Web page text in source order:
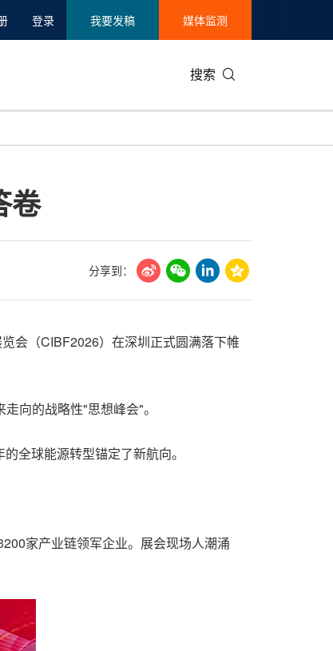
登录 我要发稿 媒体监测
搜索
美国临床肿瘤学会(ASCO)
卷
分享到：
会（CIBF2026）在深圳正式圆满落下帷
向的战略性"思想峰会"。
全球能源转型锚定了新航向。
家产业链领军企业。展会现场人潮涌